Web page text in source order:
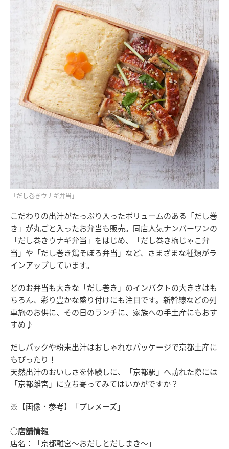
「だし巻きウナギ弁当」
こだわりの出汁がたっぷり入ったボリュームのある「だし巻
き」が丸ごと入ったお弁当も販売。同店人気ナンバーワンの
「だし巻きウナギ弁当」をはじめ、「だし巻き梅じゃこ弁
当」や「だし巻き鶏そぼろ弁当」など、さまざまな種類がラ
インアップしています。
どのお弁当も大きな「だし巻き」のインパクトの大きさはも
ちろん、彩り豊かな盛り付けにも注目です。新幹線などの列
車旅のお供に、その日のランチに、家族への手土産にもおす
すめ♪
だしパックや粉末出汁はおしゃれなパッケージで京都土産に
もぴったり！
天然出汁のおいしさを体験しに、「京都駅」へ訪れた際には
「京都離宮」に立ち寄ってみてはいかがですか？
※【画像・参考】「プレメーズ」
○店舗情報
店名：「京都離宮～おだしとだしまき～」